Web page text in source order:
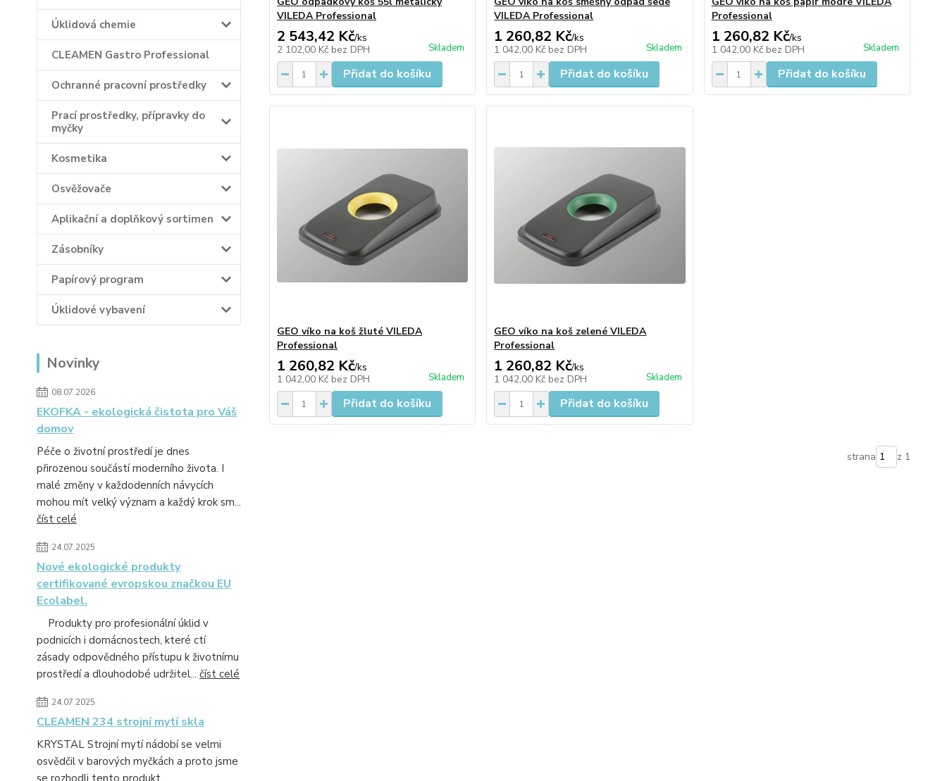
Úklidová chemie
CLEAMEN Gastro Professional
Ochranné pracovní prostředky
Prací prostředky, přípravky do
myčky
Kosmetika
Osvěžovače
Aplikační a doplňkový sortimen
Zásobníky
Papírový program
Úklidové vybavení
Novinky
08.07.2026
EKOFKA - ekologická čistota pro Váš
domov
Péče o životní prostředí je dnes
přirozenou součástí moderního života. I
malé změny v každodenních návycích
mohou mít velký význam a každý krok sm...
číst celé
24.07.2025
Nové ekologické produkty
certifikované evropskou značkou EU
Ecolabel.
Produkty pro profesionální úklid v
podnicích i domácnostech, které ctí
zásady odpovědného přístupu k životnímu
prostředí a dlouhodobé udržitel... číst celé
24.07.2025
CLEAMEN 234 strojní mytí skla
KRYSTAL Strojní mytí nádobí se velmi
osvědčil v barových myčkách a proto jsme
se rozhodli tento produkt
VILEDA Professional
2 543,42 Kč/ks
2 102,00 Kč bez DPH Skladem
Přidat do košíku
VILEDA Professional
1 260,82 Kč/ks
1 042,00 Kč bez DPH Skladem
Přidat do košíku
Professional
1 260,82 Kč/ks
1 042,00 Kč bez DPH Skladem
Přidat do košíku
GEO víko na koš žluté VILEDA
Professional
1 260,82 Kč/ks
1 042,00 Kč bez DPH Skladem
Přidat do košíku
GEO víko na koš zelené VILEDA
Professional
1 260,82 Kč/ks
1 042,00 Kč bez DPH Skladem
Přidat do košíku
strana z 1